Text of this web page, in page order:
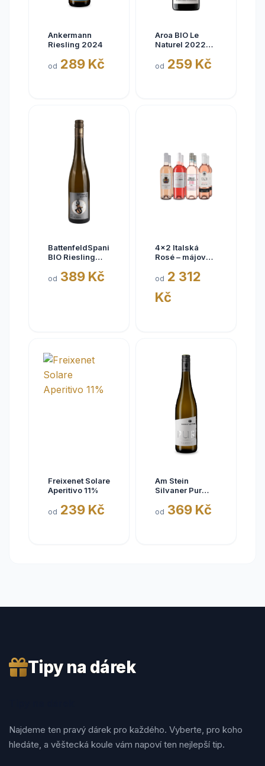
Ankermann
Riesling 2024
od 289 Kč
Aroa BIO Le
Naturel 2022
Navarra, bez
od 259 Kč
BattenfeldSpanier
BIO Riesling
2025,
od 389 Kč
4x2 Italská
Rosé – májové
od 2 312
Kč
Freixenet Solare
Aperitivo 11%
od 239 Kč
Am Stein
Silvaner Pur
od 369 Kč
Tipy na dárek
Najdeme ten pravý dárek pro každého. Vyberte, pro koho
hledáte, a věštecká koule vám napoví ten nejlepší tip.